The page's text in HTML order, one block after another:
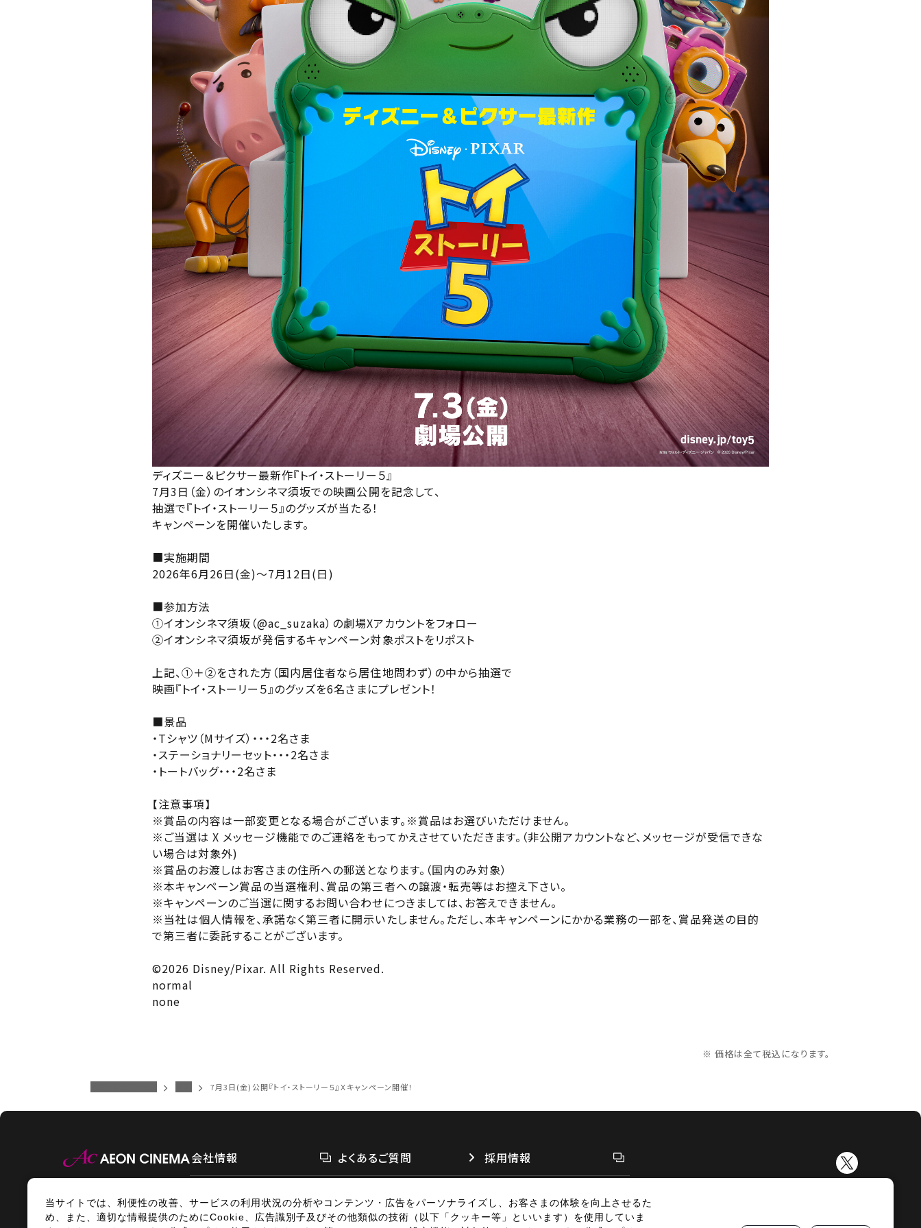
チケット購入
チケットの購入は下記リンクより、ご覧になりたい作品を選択しご購入ください。
上映スケジュールを確認する
その他の劇場を選ぶ
無料のワタシアターライト会員もあります。
予約を確認・変更する
チケットの予約状況の確認及び予約を変更したい場合は、下記リンクよりご確認ください。
予約を確認する
高崎
都道府県から選ぶ
北海道
東北
関東
北越
中部
近畿
中国・四国
九州
北海道
東北
関東
北越
中部
近畿
中国・四国
九州
ディズニー＆ピクサー最新作『トイ・ストーリー５』
7月3日（金）のイオンシネマ須坂での映画公開を記念して、
抽選で『トイ・ストーリー５』のグッズが当たる！
キャンペーンを開催いたします。
■実施期間
2026年6月26日(金)～7月12日(日)
■参加方法
①イオンシネマ須坂（@ac_suzaka）の劇場Xアカウントをフォロー
②イオンシネマ須坂が発信するキャンペーン対象ポストをリポスト
上記、①＋②をされた方（国内居住者なら居住地問わず）の中から抽選で
映画『トイ・ストーリー５』のグッズを6名さまにプレゼント！
■景品
・Tシャツ（Mサイズ）・・・2名さま
・ステーショナリーセット・・・2名さま
・トートバッグ・・・2名さま
【注意事項】
※賞品の内容は一部変更となる場合がございます。※賞品はお選びいただけません。
※ご当選は X メッセージ機能でのご連絡をもってかえさせていただきます。（非公開アカウントなど、メッセージが受信できな
い場合は対象外)
※賞品のお渡しはお客さまの住所への郵送となります。（国内のみ対象）
※本キャンペーン賞品の当選権利、賞品の第三者への譲渡・転売等はお控え下さい。
※キャンペーンのご当選に関するお問い合わせにつきましては、お答えできません。
※当社は個人情報を、承諾なく第三者に開示いたしません。ただし、本キャンペーンにかかる業務の一部を、賞品発送の目的
で第三者に委託することがございます。
©2026 Disney/Pixar. All Rights Reserved.
normal
none
※ 価格は全て税込になります。
7月3日(金)公開『トイ・ストーリー５』Ｘキャンペーン開催！
会社情報 よくあるご質問 採用情報
情報セキュリティ サイトポリシー個人情報の取扱い お問い合わせ広告掲載 特定商取引法に基づく表示サイトマップ
閉じる
劇場を変更しますか？
劇場を変更すると、STEP2以降で選択いただいた情報は解除されます。
変更しないで続ける
変更する
閉じる
上映日を変更しますか？
上映日を変更すると、STEP3以降で選択いただいた情報は解除されます。
変更しないで続ける
変更する
閉じる
当サイトでは、利便性の改善、サービスの利用状況の分析やコンテンツ・広告をパーソナライズし、お客さまの体験を向上させるた
め、また、適切な情報提供のためにCookie、広告識別子及びその他類似の技術（以下「クッキー等」といいます）を使用していま